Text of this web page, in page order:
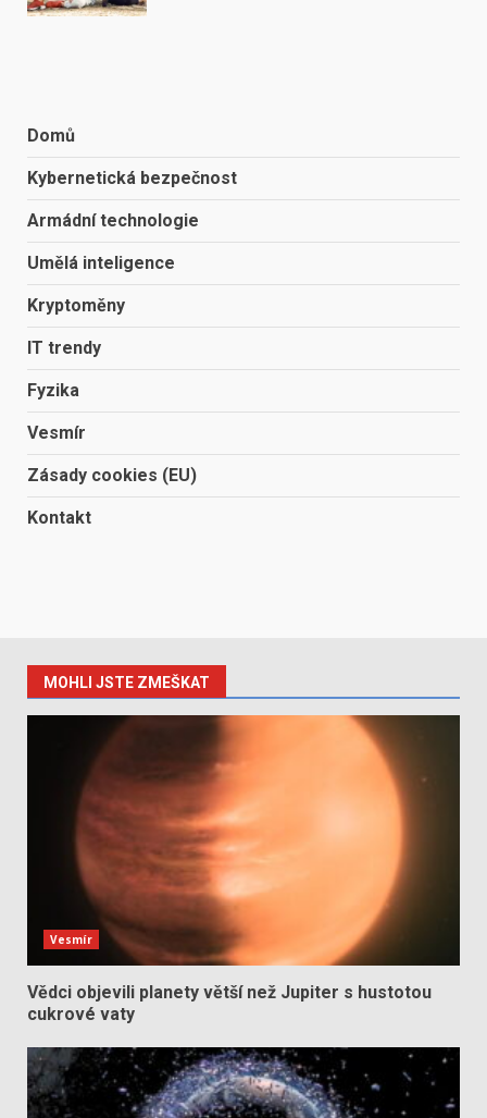
Domů
Kybernetická bezpečnost
Armádní technologie
Umělá inteligence
Kryptoměny
IT trendy
Fyzika
Vesmír
Zásady cookies (EU)
Kontakt
MOHLI JSTE ZMEŠKAT
Vesmír
Vědci objevili planety větší než Jupiter s hustotou
cukrové vaty